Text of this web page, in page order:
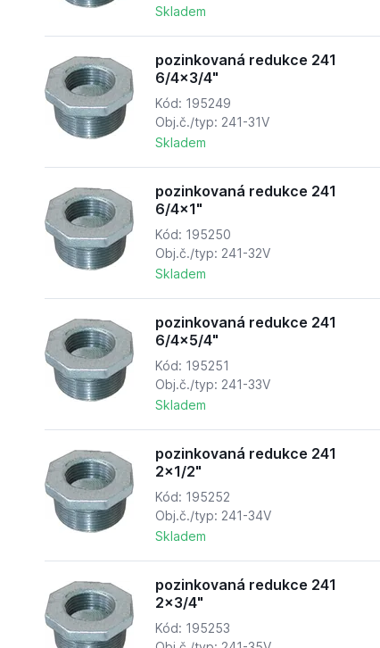
Skladem
pozinkovaná redukce 241
6/4x3/4"
Kód: 195249
Obj.č./typ: 241-31V
Skladem
pozinkovaná redukce 241
6/4x1"
Kód: 195250
Obj.č./typ: 241-32V
Skladem
pozinkovaná redukce 241
6/4x5/4"
Kód: 195251
Obj.č./typ: 241-33V
Skladem
pozinkovaná redukce 241
2x1/2"
Kód: 195252
Obj.č./typ: 241-34V
Skladem
pozinkovaná redukce 241
2x3/4"
Kód: 195253